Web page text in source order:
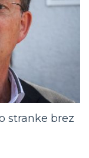
stranke brez